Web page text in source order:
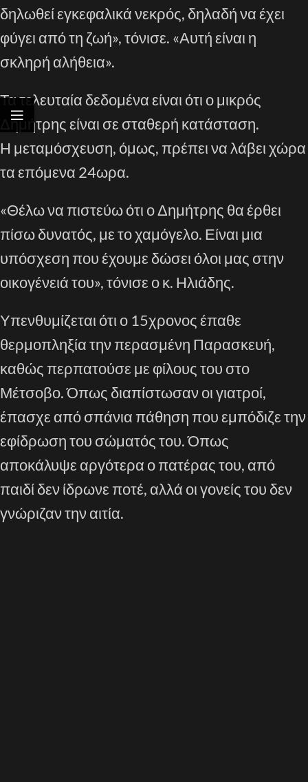
δηλωθεί εγκεφαλικά νεκρός, δηλαδή να έχει
φύγει από τη ζωή», τόνισε. «Αυτή είναι η
σκληρή αλήθεια».
Τα τελευταία δεδομένα είναι ότι ο μικρός
Δημήτρης είναι σε σταθερή κατάσταση.
Η μεταμόσχευση, όμως, πρέπει να λάβει χώρα
τα επόμενα 24ωρα.
«Θέλω να πιστεύω ότι ο Δημήτρης θα έρθει
πίσω δυνατός, με το χαμόγελο. Είναι μια
υπόσχεση που έχουμε δώσει όλοι μας στην
οικογένειά του», τόνισε ο κ. Ηλιάδης.
Υπενθυμίζεται ότι ο 15χρονος έπαθε
θερμοπληξία την περασμένη Παρασκευή,
καθώς περπατούσε με φίλους του στο
Μέτσοβο. Όπως διαπίστωσαν οι γιατροί,
έπασχε από σπάνια πάθηση που εμπόδιζε την
εφίδρωση του σώματός του. Όπως
αποκάλυψε αργότερα ο πατέρας του, από
παιδί δεν ίδρωνε ποτέ, αλλά οι γονείς του δεν
γνώριζαν την αιτία.